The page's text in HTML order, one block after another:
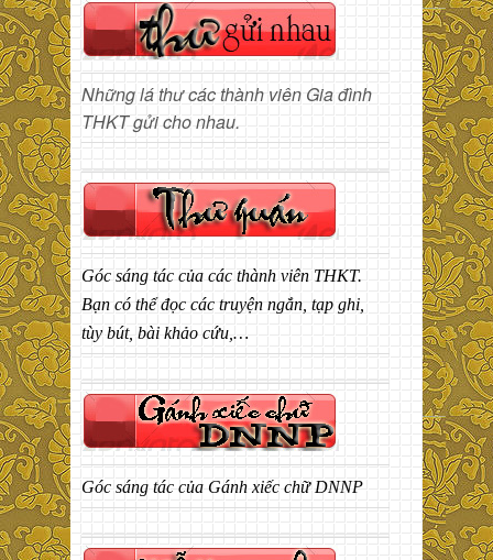
Những lá thư các thành viên Gia đình
THKT gửi cho nhau.
Góc sáng tác của các thành viên THKT.
Bạn có thể đọc các truyện ngắn, tạp ghi,
tùy bút, bài khảo cứu,…
Góc sáng tác của Gánh xiếc chữ DNNP